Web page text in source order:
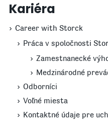
Kariéra
Career with Storck
Práca v spoločnosti
Zamestnanecké
Medzinárodné
Odborníci
Voľné miesta
Kontaktné údaje pre